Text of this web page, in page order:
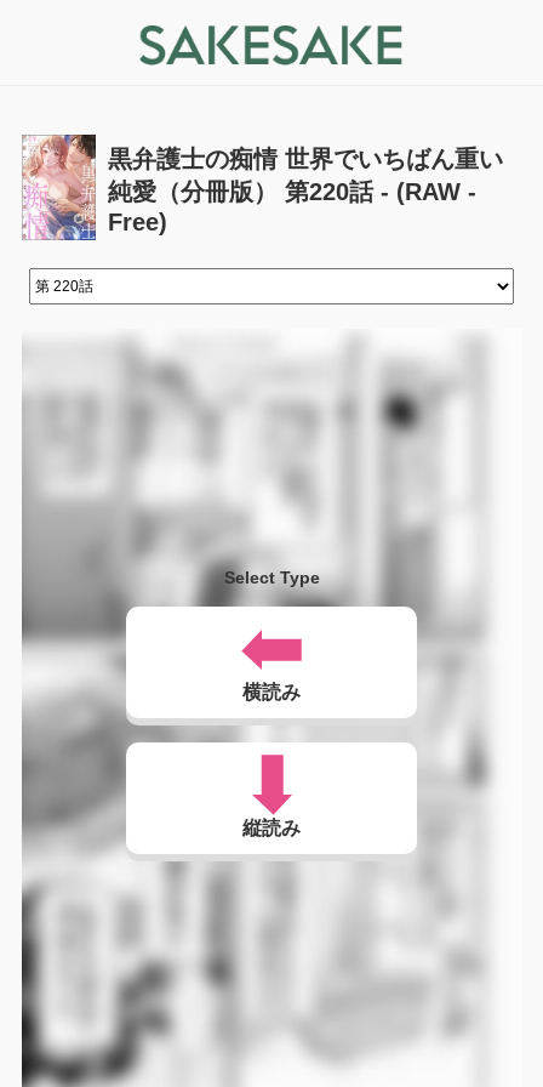
黒弁護士の痴情 世界でいちばん重い
純愛（分冊版） 第220話 - (RAW -
Free)
Select Type
横読み
縦読み